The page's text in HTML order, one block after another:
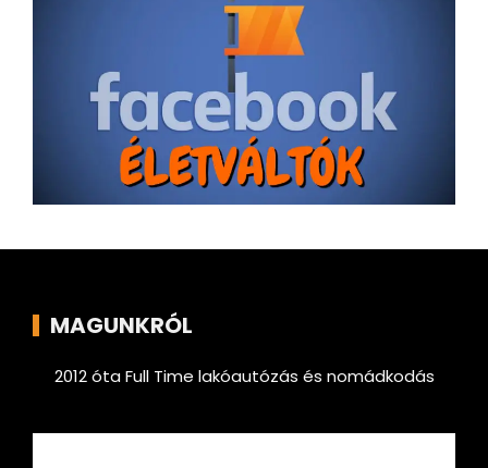
MAGUNKRÓL
2012 óta Full Time lakóautózás és nomádkodás